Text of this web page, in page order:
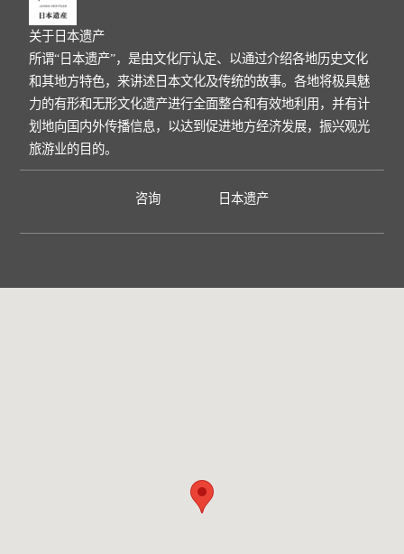
关于日本遗产
所谓“日本遗产”，是由文化厅认定、以通过介绍各地历史文化
和其地方特色，来讲述日本文化及传统的故事。各地将极具魅
力的有形和无形文化遗产进行全面整合和有效地利用，并有计
划地向国内外传播信息，以达到促进地方经济发展，振兴观光
旅游业的目的。
咨询 日本遗产